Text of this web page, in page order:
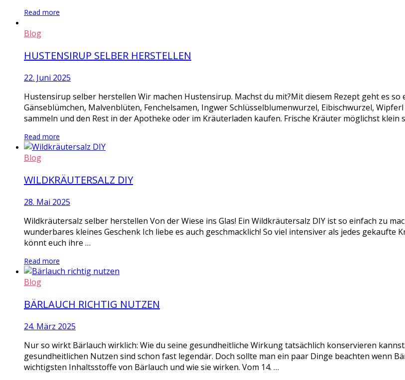
Read more
Blog
HUSTENSIRUP SELBER HERSTELLEN
22. Juni 2025
Hustensirup selber herstellen Wir machen Hustensirup. Machst du mit?Mit diesem Rezept geht es so
Gänseblümchen, Malvenblüten, Fenchelsamen, Ingwer Schlüsselblumenwurzel, Eibischwurzel,
sammeln und den Rest in der Apotheke oder im Kräuterladen kaufen. Frische Kräuter möglichst
Read more
Blog
WILDKRÄUTERSALZ DIY
28. Mai 2025
Wildkräutersalz selber herstellen Von der Wiese ins Glas! Ein Wildkräutersalz DIY ist so einfach zu
wunderbares kleines Geschenk Ich liebe es auch geschmacklich! So viel intensiver als jedes
könnt euch ihre …
Read more
Blog
BÄRLAUCH RICHTIG NUTZEN
24. März 2025
Nur so wirkt Bärlauch wirklich: Wie du seine gesundheitliche Wirkung tatsächlich konservieren
gesundheitlichen Nutzen sind schon fast legendär. Doch sollte man ein paar Dinge beachten wenn
wichtigsten Inhaltsstoffe von Bärlauch und wie sie wirken. Vom 14. …